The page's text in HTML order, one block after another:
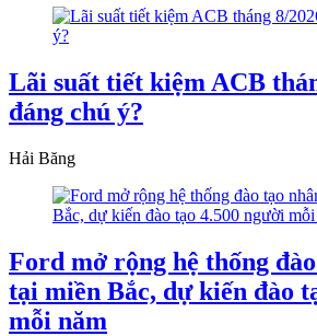
Lãi suất tiết kiệm ACB
đáng chú ý?
Hải Băng
Ford mở rộng hệ thống
tại miền Bắc, dự kiến đào
mỗi năm